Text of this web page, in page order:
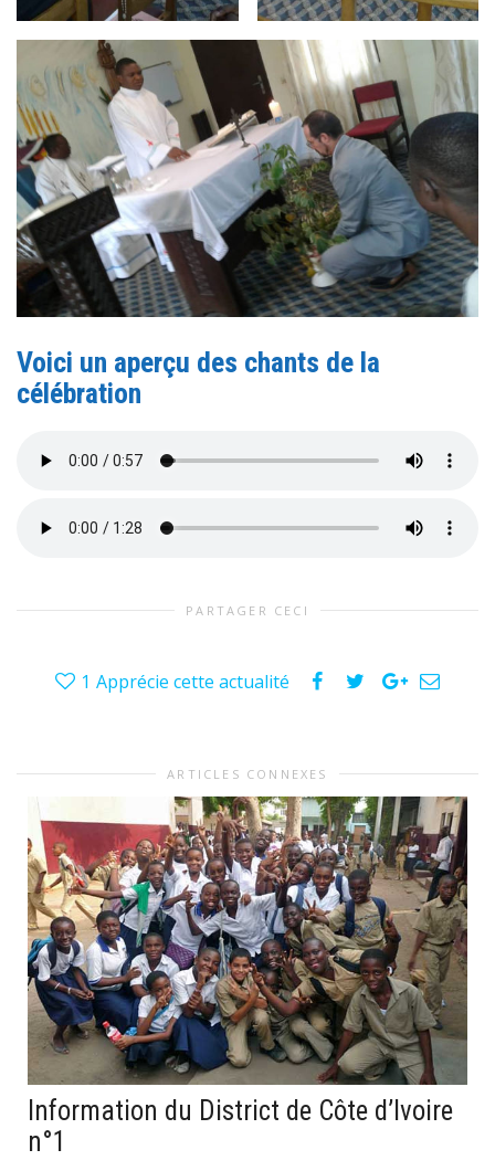
Voici un aperçu des chants de la
célébration
PARTAGER CECI
1 Apprécie cette actualité
ARTICLES CONNEXES
Information du District de Côte d’Ivoire
n°1